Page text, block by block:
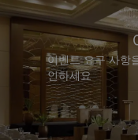
이벤트 요구 사항
인하세요